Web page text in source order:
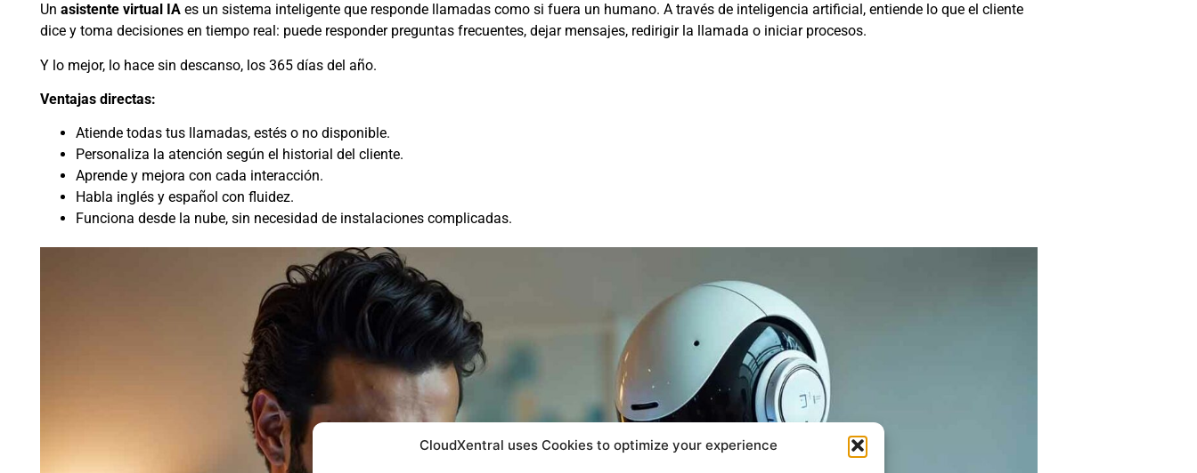
CloudXentral uses Cookies to optimize your experience
Un asistente virtual IA es un sistema inteligente que responde llamadas como si fuera un humano. A través de inteligencia artificial, entiende lo que el cliente
dice y toma decisiones en tiempo real: puede responder preguntas frecuentes, dejar mensajes, redirigir la llamada o iniciar procesos.
Y lo mejor, lo hace sin descanso, los 365 días del año.
Ventajas directas:
Atiende todas tus llamadas, estés o no disponible.
Personaliza la atención según el historial del cliente.
Aprende y mejora con cada interacción.
Habla inglés y español con fluidez.
Funciona desde la nube, sin necesidad de instalaciones complicadas.